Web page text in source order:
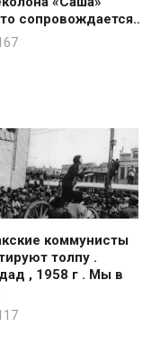
сопровождается..
коммунисты
толпу .
, 1958 г . Мы в